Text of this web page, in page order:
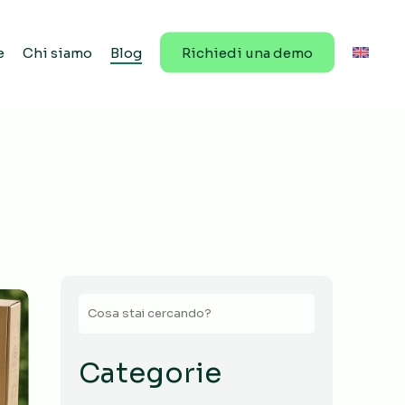
Chi siamo Blog Richiedi unademo
Categorie